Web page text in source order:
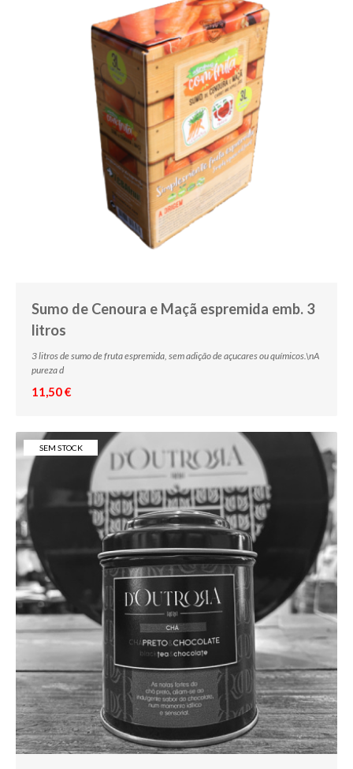
Sumo de Cenoura e Maçã espremida emb. 3
litros
3 litros de sumo de fruta espremida, sem adição de açucares ou químicos.\nA
pureza d
11,50 €
SEM STOCK